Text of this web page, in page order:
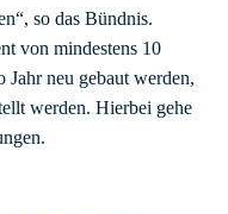
so das Bündnis.
von mindestens 10
neu gebaut werden,
werden. Hierbei gehe